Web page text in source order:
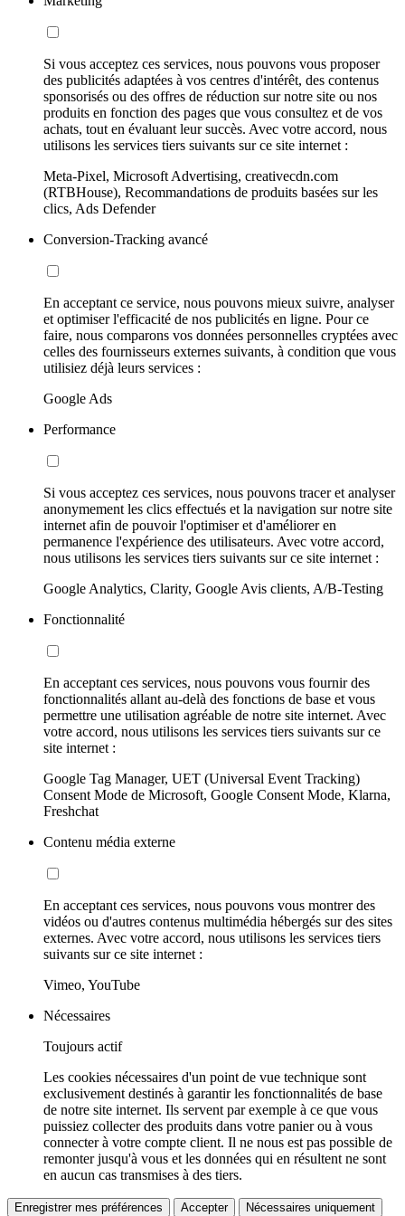
Si vous acceptez ces services, nous pouvons vous proposer
des publicités adaptées à vos centres d'intérêt, des contenus
sponsorisés ou des offres de réduction sur notre site ou nos
produits en fonction des pages que vous consultez et de vos
achats, tout en évaluant leur succès. Avec votre accord, nous
utilisons les services tiers suivants sur ce site internet :
Meta-Pixel, Microsoft Advertising, creativecdn.com
(RTBHouse), Recommandations de produits basées sur les
clics, Ads Defender
Conversion-Tracking avancé
En acceptant ce service, nous pouvons mieux suivre, analyser
et optimiser l'efficacité de nos publicités en ligne. Pour ce
faire, nous comparons vos données personnelles cryptées avec
celles des fournisseurs externes suivants, à condition que vous
utilisiez déjà leurs services :
Google Ads
Performance
Si vous acceptez ces services, nous pouvons tracer et analyser
anonymement les clics effectués et la navigation sur notre site
internet afin de pouvoir l'optimiser et d'améliorer en
permanence l'expérience des utilisateurs. Avec votre accord,
nous utilisons les services tiers suivants sur ce site internet :
Google Analytics, Clarity, Google Avis clients, A/B-Testing
Fonctionnalité
En acceptant ces services, nous pouvons vous fournir des
fonctionnalités allant au-delà des fonctions de base et vous
permettre une utilisation agréable de notre site internet. Avec
votre accord, nous utilisons les services tiers suivants sur ce
site internet :
Google Tag Manager, UET (Universal Event Tracking)
Consent Mode de Microsoft, Google Consent Mode, Klarna,
Freshchat
Contenu média externe
En acceptant ces services, nous pouvons vous montrer des
vidéos ou d'autres contenus multimédia hébergés sur des sites
externes. Avec votre accord, nous utilisons les services tiers
suivants sur ce site internet :
Vimeo, YouTube
Nécessaires
Toujours actif
Les cookies nécessaires d'un point de vue technique sont
exclusivement destinés à garantir les fonctionnalités de base
de notre site internet. Ils servent par exemple à ce que vous
puissiez collecter des produits dans votre panier ou à vous
connecter à votre compte client. Il ne nous est pas possible de
remonter jusqu'à vous et les données qui en résultent ne sont
en aucun cas transmises à des tiers.
Enregistrer mes préférences Accepter Nécessaires uniquement